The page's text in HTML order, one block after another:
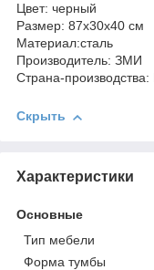
Цвет: черный
Размер: 87х30х40 см
Материал:сталь
Производитель: ЗМИ
Страна-производства:
Скрыть
Характеристики
Основные
Тип мебели
Форма тумбы